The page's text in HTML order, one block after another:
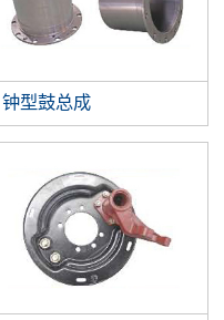
钟型鼓总成